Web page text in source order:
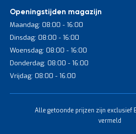
Openingstijden magazijn
Maandag: 08:00 - 16:00
Dinsdag: 08:00 - 16:00
Woensdag: 08:00 - 16:00
Donderdag: 08:00 - 16:00
Vrijdag: 08:00 - 16:00
Alle getoonde prijzen zijn exclusief
vermeld